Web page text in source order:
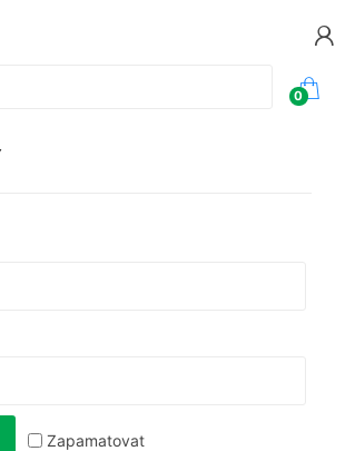
0
Zapamatovat